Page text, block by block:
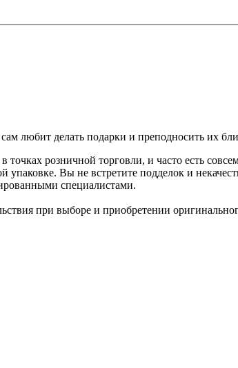
любит делать подарки и преподносить их
розничной торговли, и часто есть
Вы не встретите подделок и
специалистами.
при выборе и приобретении